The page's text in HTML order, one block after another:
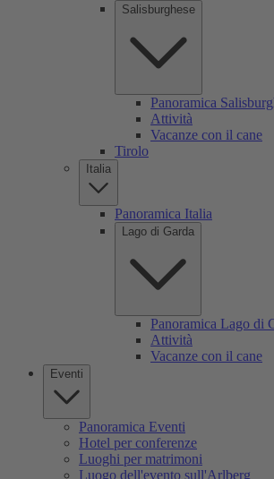
Salisburghese
Panoramica
Attività
Vacanze con il cane
Tirolo
Italia
Panoramica Italia
Lago di Garda
Panoramica Lago di
Attività
Vacanze con il cane
Eventi
Panoramica Eventi
Hotel per conferenze
Luoghi per matrimoni
Luogo dell'evento sull'Arlberg